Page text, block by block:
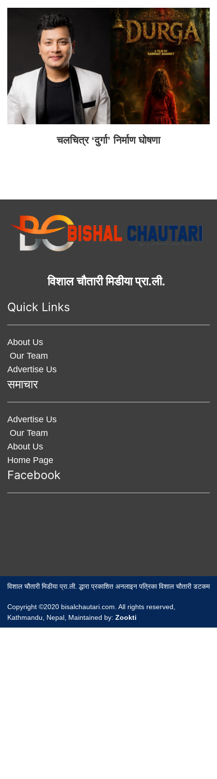
चलचित्र ‘दुर्गा’ निर्माण घोषणा
विशाल चौतारी मिडीया प्रा.ली.
Quick Links
About Us
Our Team
Advertise Us
समाचार
Advertise Us
Our Team
About Us
Home Page
Facebook
विशाल चौतारी मिडीया प्रा.ली. द्धारा प्रकाशित अनलाइन पत्रिका विशाल चौतारी डटकम
Copyright ©2020 bisalchautari.com. All rights reserved,
Kathmandu, Nepal, Maintained by: Zookti